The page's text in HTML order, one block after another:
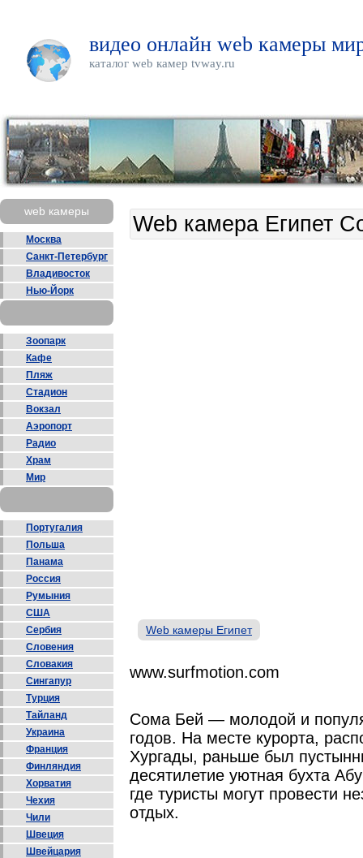
видео онлайн web камеры
каталог web камер tvway.ru
web камеры
Москва
Санкт-Петербург
Владивосток
Нью-Йорк
Зоопарк
Кафе
Пляж
Стадион
Вокзал
Аэропорт
Радио
Храм
Мир
Португалия
Польша
Панама
Россия
Румыния
США
Сербия
Словения
Словакия
Сингапур
Турция
Тайланд
Украина
Франция
Финляндия
Хорватия
Чехия
Чили
Швеция
Швейцария
Web камера Египет
Web камеры Египет
www.surfmotion.com
Сома Бей — молодой и
годов. На месте курорта,
Хургады, раньше был
десятилетие уютная бухта
где туристы могут провести
отдых.